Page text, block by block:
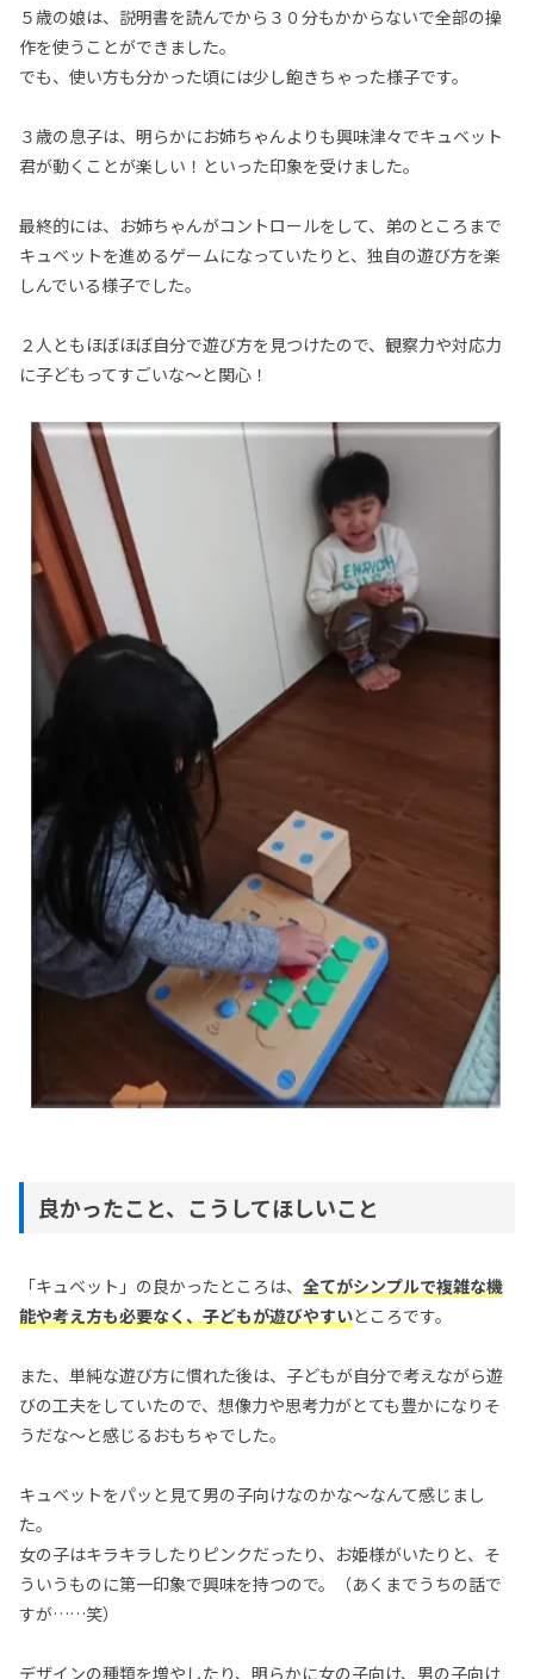
５歳の娘は、説明書を読んでから３０分もかからないで全部の操
作を使うことができました。
でも、使い方も分かった頃には少し飽きちゃった様子です。
３歳の息子は、明らかにお姉ちゃんよりも興味津々でキュベット
君が動くことが楽しい！といった印象を受けました。
最終的には、お姉ちゃんがコントロールをして、弟のところまで
キュベットを進めるゲームになっていたりと、独自の遊び方を楽
しんでいる様子でした。
２人ともほぼほぼ自分で遊び方を見つけたので、観察力や対応力
に子どもってすごいな〜と関心！
良かったこと、こうしてほしいこと
「キュベット」の良かったところは、 全てがシンプルで複雑な機
能や考え方も必要なく、子どもが遊びやすいところです。
また、単純な遊び方に慣れた後は、子どもが自分で考えながら遊
びの工夫をしていたので、想像力や思考力がとても豊かになりそ
うだな〜と感じるおもちゃでした。
キュベットをパッと見て男の子向けなのかな〜なんて感じまし
た。
女の子はキラキラしたりピンクだったり、お姫様がいたりと、そ
ういうものに第一印象で興味を持つので。（あくまでうちの話で
すが……笑）
デザインの種類を増やしたり、明らかに女の子向け、男の子向け